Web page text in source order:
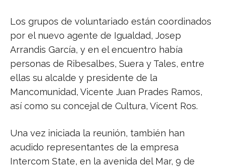
Los grupos de voluntariado están coordinados
por el nuevo agente de Igualdad, Josep
Arrandis García, y en el encuentro había
personas de Ribesalbes, Suera y Tales, entre
ellas su alcalde y presidente de la
Mancomunidad, Vicente Juan Prades Ramos,
así como su concejal de Cultura, Vicent Ros.
Una vez iniciada la reunión, también han
acudido representantes de la empresa
Intercom State, en la avenida del Mar, 9 de